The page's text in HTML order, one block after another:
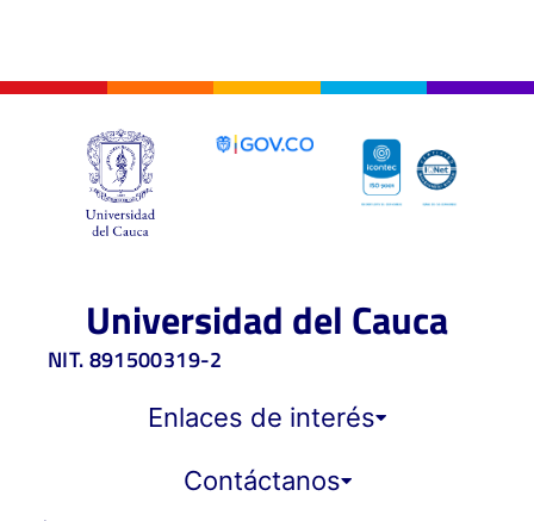
Universidad del Cauca
NIT. 891500319-2
Enlaces de interés
Contáctanos